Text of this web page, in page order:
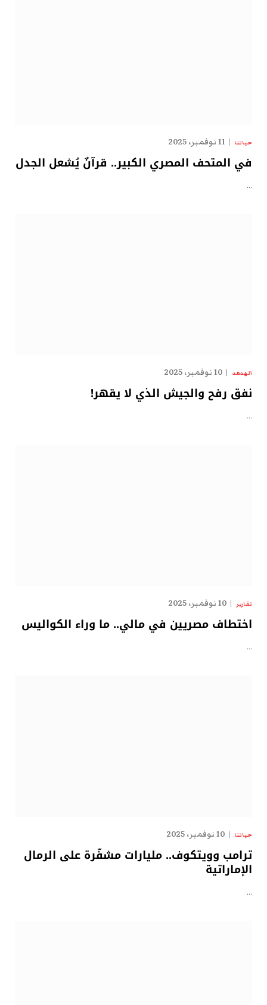
حياتنا 11 نوفمبر، 2025
في المتحف المصري الكبير.. قرآنٌ يُشعل الجدل
…
الهدهد 10 نوفمبر، 2025
نفق رفح والجيش الذي لا يقهر!
…
تقارير 10 نوفمبر، 2025
اختطاف مصريين في مالي.. ما وراء الكواليس
…
حياتنا 10 نوفمبر، 2025
ترامب وويتكوف.. مليارات مشفّرة على الرمال
الإماراتية
…